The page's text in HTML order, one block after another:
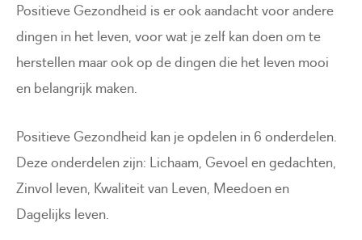
Positieve Gezondheid is er ook aandacht voor andere
dingen in het leven, voor wat je zelf kan doen om te
herstellen maar ook op de dingen die het leven mooi
en belangrijk maken.
Positieve Gezondheid kan je opdelen in 6 onderdelen.
Deze onderdelen zijn: Lichaam, Gevoel en gedachten,
Zinvol leven, Kwaliteit van Leven, Meedoen en
Dagelijks leven.